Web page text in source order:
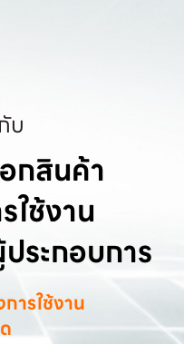
บ
กสินค้า
ใช้งาน
ระกอบการ
ารใช้งาน